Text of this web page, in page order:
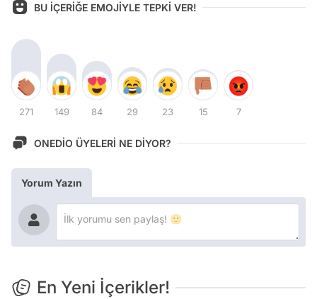
BU İÇERİĞE EMOJİYLE TEPKİ VER!
271 149 84 29 23 15 7
ONEDİO ÜYELERİ NE DİYOR?
Yorum Yazın
En Yeni İçerikler!